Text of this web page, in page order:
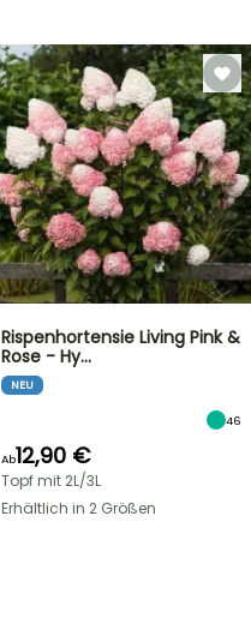
Rispenhortensie Living Pink &
Rose - Hy…
NEU
46
Ab12,90 €
Topf mit 2L/3L
Erhältlich in 2 Größen